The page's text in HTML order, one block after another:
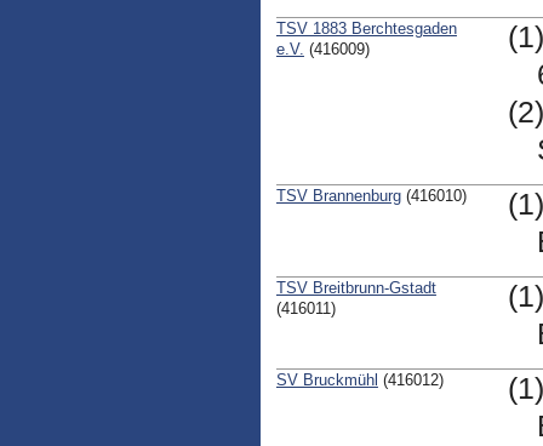
TSV 1883 Berchtesgaden
e.V. (416009)
TSV Brannenburg(416010)
TSV Breitbrunn-Gstadt
(416011)
SV Bruckmühl (416012)